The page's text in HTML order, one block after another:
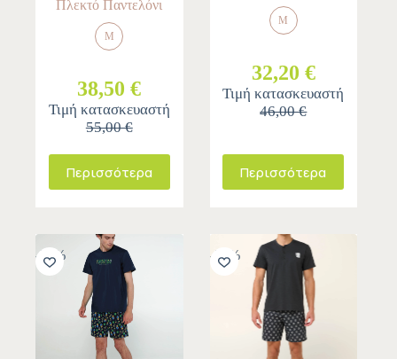
Πλεκτό Παντελόνι
M
38,50 €
Τιμή κατασκευαστή
55,00 €
Περισσότερα
M
32,20 €
Τιμή κατασκευαστή
46,00 €
Περισσότερα
-30% -30%